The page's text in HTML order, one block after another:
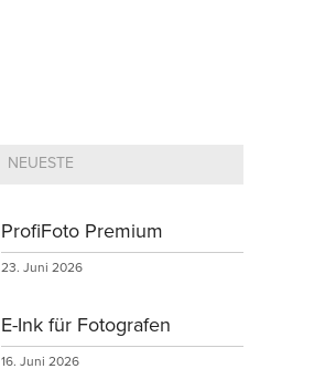
NEUESTE
ProfiFoto Premium
23. Juni 2026
E-Ink für Fotografen
16. Juni 2026